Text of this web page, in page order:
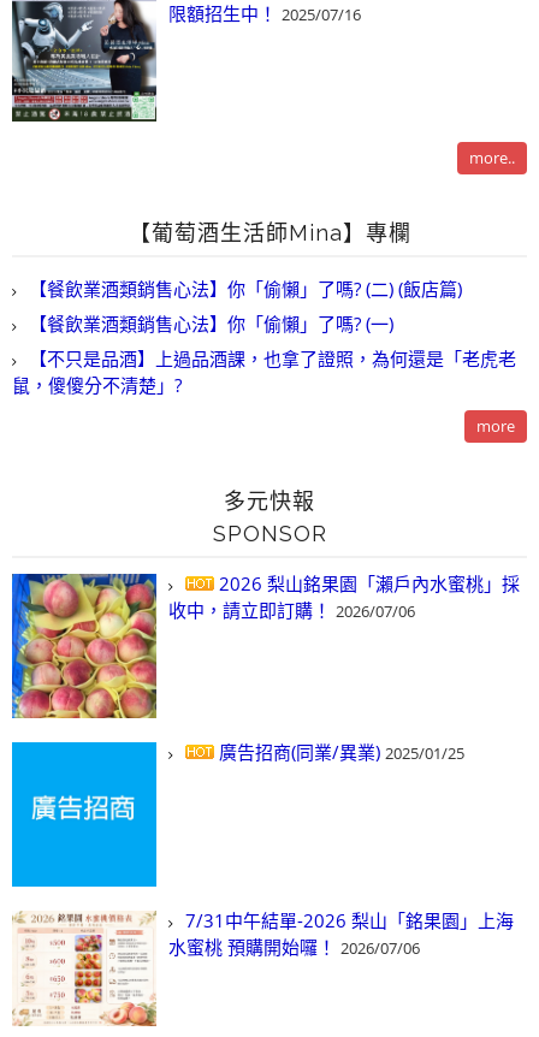
限額招生中！ 2025/07/16
more..
【葡萄酒生活師Mina】專欄
【餐飲業酒類銷售心法】你「偷懶」了嗎? (二) (飯店篇)
【餐飲業酒類銷售心法】你「偷懶」了嗎? (一)
【不只是品酒】上過品酒課，也拿了證照，為何還是「老虎老
鼠，傻傻分不清楚」?
more
多元快報
SPONSOR
2026 梨山銘果園「瀨戶內水蜜桃」採
收中，請立即訂購！ 2026/07/06
廣告招商(同業/異業) 2025/01/25
7/31中午結單-2026 梨山「銘果園」上海
水蜜桃 預購開始囉！ 2026/07/06